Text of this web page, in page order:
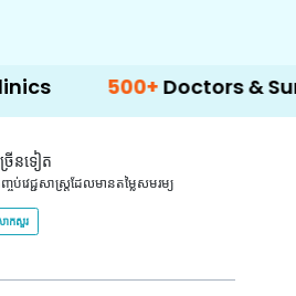
Doctors & Surgeons
ើនទៀត
ចប់វេជ្ជសាស្ត្រដែលមានតម្លៃសមរម្យ
សាកសួរ